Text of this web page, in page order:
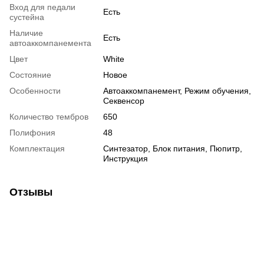
Вход для педали
сустейна
Есть
Наличие
автоаккомпанемента
Есть
Цвет
White
Состояние
Новое
Особенности
Автоаккомпанемент, Режим обучения,
Секвенсор
Количество тембров
650
Полифония
48
Комплектация
Синтезатор, Блок питания, Пюпитр,
Инструкция
Отзывы